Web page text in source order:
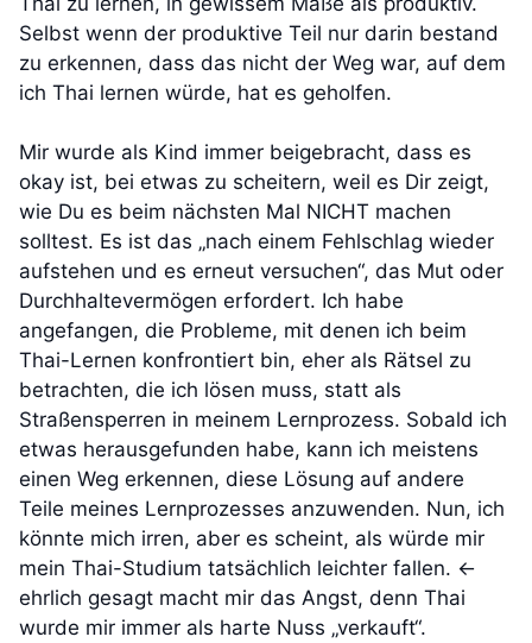
Selbst wenn der produktive Teil nur darin bestand
zu erkennen, dass das nicht der Weg war, auf dem
ich Thai lernen würde, hat es geholfen.
Mir wurde als Kind immer beigebracht, dass es
okay ist, bei etwas zu scheitern, weil es Dir zeigt,
wie Du es beim nächsten Mal NICHT machen
solltest. Es ist das „nach einem Fehlschlag wieder
aufstehen und es erneut versuchen“, das Mut oder
Durchhaltevermögen erfordert. Ich habe
angefangen, die Probleme, mit denen ich beim
Thai-Lernen konfrontiert bin, eher als Rätsel zu
betrachten, die ich lösen muss, statt als
Straßensperren in meinem Lernprozess. Sobald ich
etwas herausgefunden habe, kann ich meistens
einen Weg erkennen, diese Lösung auf andere
Teile meines Lernprozesses anzuwenden. Nun, ich
könnte mich irren, aber es scheint, als würde mir
mein Thai-Studium tatsächlich leichter fallen. ←
ehrlich gesagt macht mir das Angst, denn Thai
wurde mir immer als harte Nuss „verkauft“.